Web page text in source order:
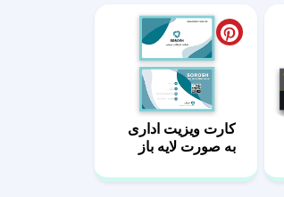
کارت ویزیت اداری
به صورت لایه باز